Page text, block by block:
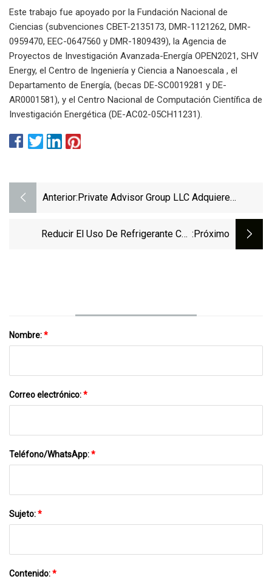
Este trabajo fue apoyado por la Fundación Nacional de
Ciencias (subvenciones CBET-2135173, DMR-1121262, DMR-
0959470, EEC-0647560 y DMR-1809439), la Agencia de
Proyectos de Investigación Avanzada-Energía OPEN2021, SHV
Energy, el Centro de Ingeniería y Ciencia a Nanoescala , el
Departamento de Energía, (becas DE-SC0019281 y DE-
AR0001581), y el Centro Nacional de Computación Científica de
Investigación Energética (DE-AC02-05CH11231).
Anterior: Private Advisor Group LLC Adquiere
Partners, LP (NYSE:SPH)
Reducir El Uso De Refrigerante Con :próximo
Nombre:*
Correo electrónico:*
Teléfono/WhatsApp:*
Sujeto:*
Contenido:*